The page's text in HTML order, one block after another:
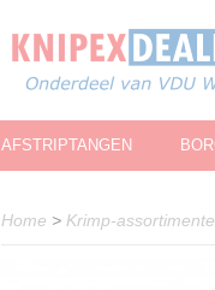
AFSTRIPTANGEN
Home > Krimp-